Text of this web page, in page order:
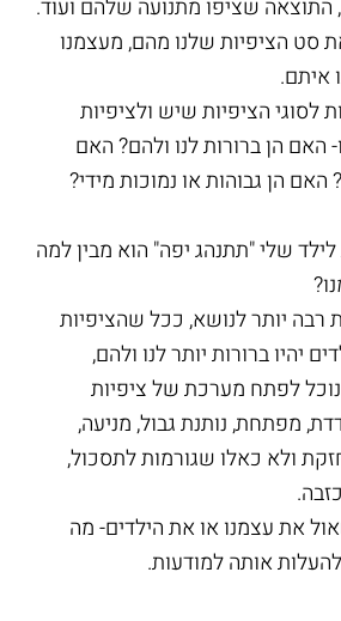
התוצאה שציפו מתנועה שלהם ועוד.
סט הציפיות שלנו מהם, מעצמנו
איתם.
לסוגי הציפיות שיש ולציפיות
האם הן ברורות לנו ולהם? האם
האם הן גבוהות או נמוכות מידי?
שלי "תתנהג יפה" הוא מבין למה
רבה יותר לנושא, ככל שהציפיות
יהיו ברורות יותר לנו ולהם,
נוכל לפתח מערכת של ציפיות
מפתחת, נותנת גבול, מניעה,
ולא כאלו שגורמות לתסכול,
את עצמנו או את הילדים- מה
אותה למודעות.